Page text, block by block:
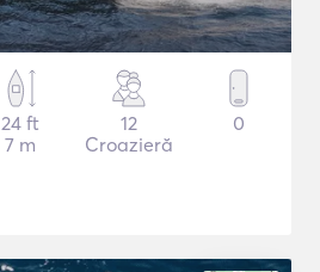
24 ft
7 m
12
Croazieră
0